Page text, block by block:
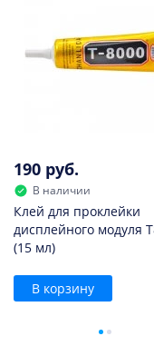
190 руб.
В наличии
Клей для проклейки
дисплейного модуля
(15 мл)
В корзину